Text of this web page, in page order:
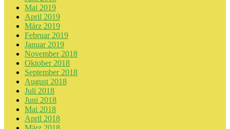
Mai 2019
April 2019
März 2019
Februar 2019
Januar 2019
November 2018
Oktober 2018
September 2018
August 2018
Juli 2018
Juni 2018
Mai 2018
April 2018